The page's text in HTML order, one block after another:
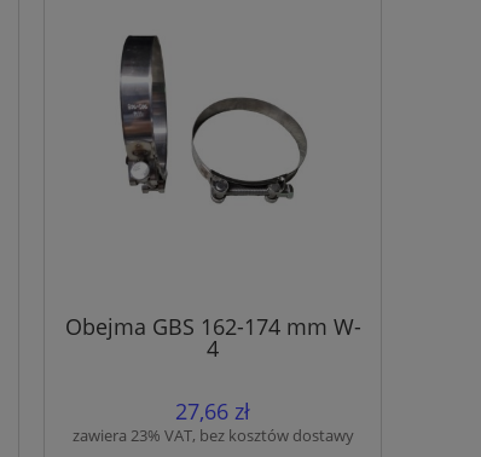
Obejma GBS 162-174 mm W-
4
27,66 zł
zawiera 23% VAT, bez kosztów dostawy